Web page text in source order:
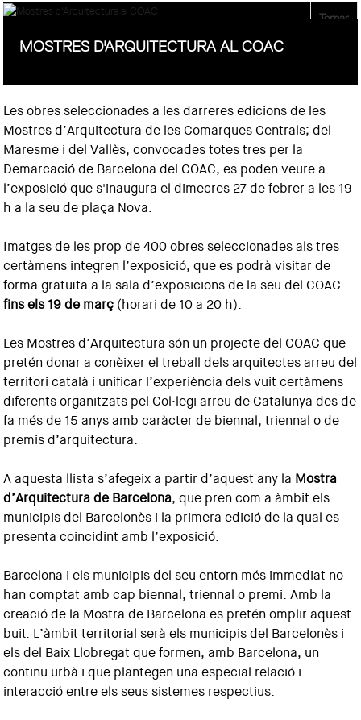
Tornar
MOSTRES D'ARQUITECTURA AL COAC
Les obres seleccionades a les darreres edicions de les
Mostres d’Arquitectura de les Comarques Centrals; del
Maresme i del Vallès, convocades totes tres per la
Demarcació de Barcelona del COAC, es poden veure a
l’exposició que s'inaugura el dimecres 27 de febrer a les 19
h a la seu de plaça Nova.
Imatges de les prop de 400 obres seleccionades als tres
certàmens integren l’exposició, que es podrà visitar de
forma gratuïta a la sala d’exposicions de la seu del COAC
fins els 19 de març (horari de 10 a 20 h).
Les Mostres d’Arquitectura són un projecte del COAC que
pretén donar a conèixer el treball dels arquitectes arreu del
territori català i unificar l’experiència dels vuit certàmens
diferents organitzats pel Col·legi arreu de Catalunya des de
fa més de 15 anys amb caràcter de biennal, triennal o de
premis d’arquitectura.
A aquesta llista s’afegeix a partir d’aquest any la Mostra
d’Arquitectura de Barcelona, que pren com a àmbit els
municipis del Barcelonès i la primera edició de la qual es
presenta coincidint amb l’exposició.
Barcelona i els municipis del seu entorn més immediat no
han comptat amb cap biennal, triennal o premi. Amb la
creació de la Mostra de Barcelona es pretén omplir aquest
buit. L’àmbit territorial serà els municipis del Barcelonès i
els del Baix Llobregat que formen, amb Barcelona, un
continu urbà i que plantegen una especial relació i
interacció entre els seus sistemes respectius.